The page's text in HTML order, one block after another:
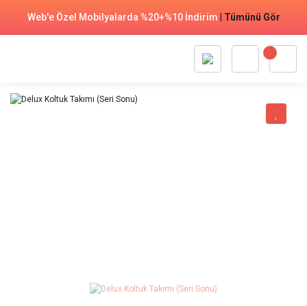
Web'e Özel Mobilyalarda %20+%10 İndirim Tümünü Gör